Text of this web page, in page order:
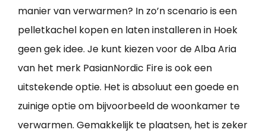
manier van verwarmen? In zo’n scenario is een
pelletkachel kopen en laten installeren in Hoek
geen gek idee. Je kunt kiezen voor de Alba Aria
van het merk PasianNordic Fire is ook een
uitstekende optie. Het is absoluut een goede en
zuinige optie om bijvoorbeeld de woonkamer te
verwarmen. Gemakkelijk te plaatsen, het is zeker